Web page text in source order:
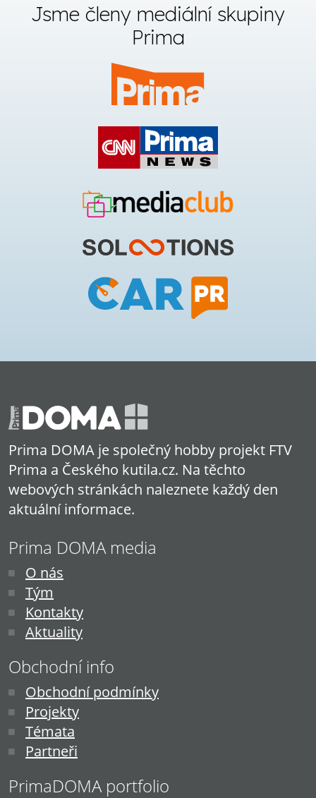
Jsme členy mediální skupiny
Prima
Prima DOMA je společný hobby projekt FTV
Prima a Českého kutila.cz. Na těchto
webových stránkách naleznete každý den
aktuální informace.
Prima DOMA media
O nás
Tým
Kontakty
Aktuality
Obchodní info
Obchodní podmínky
Projekty
Témata
Partneři
PrimaDOMA portfolio